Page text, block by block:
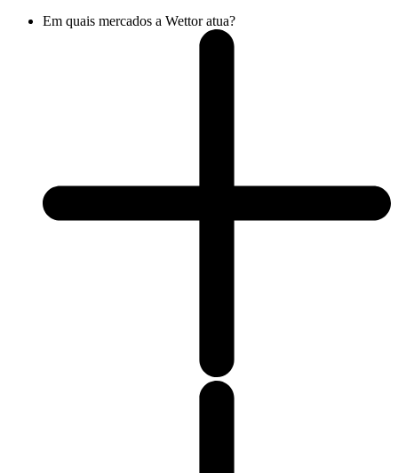
Em quais mercados a Wettor atua?